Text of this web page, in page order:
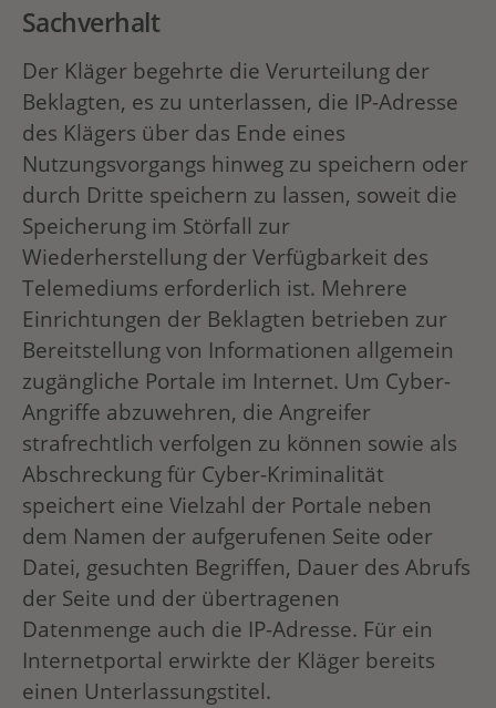
Sachverhalt
Der Kläger begehrte die Verurteilung der
Beklagten, es zu unterlassen, die IP-Adresse
des Klägers über das Ende eines
Nutzungsvorgangs hinweg zu speichern oder
durch Dritte speichern zu lassen, soweit die
Speicherung im Störfall zur
Wiederherstellung der Verfügbarkeit des
Telemediums erforderlich ist. Mehrere
Einrichtungen der Beklagten betrieben zur
Bereitstellung von Informationen allgemein
zugängliche Portale im Internet. Um Cyber-
Angriffe abzuwehren, die Angreifer
strafrechtlich verfolgen zu können sowie als
Abschreckung für Cyber-Kriminalität
speichert eine Vielzahl der Portale neben
dem Namen der aufgerufenen Seite oder
Datei, gesuchten Begriffen, Dauer des Abrufs
der Seite und der übertragenen
Datenmenge auch die IP-Adresse. Für ein
Internetportal erwirkte der Kläger bereits
einen Unterlassungstitel.